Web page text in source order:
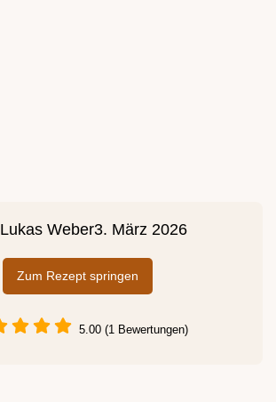
Lukas Weber3. März 2026
Zum Rezept springen
5.00 (1 Bewertungen)